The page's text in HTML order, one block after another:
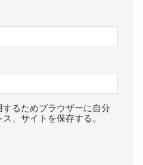
るためブラウザーに自分
、サイトを保存する。